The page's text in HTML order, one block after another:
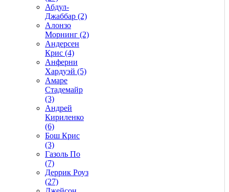
Абдул-
Джаббар (2)
Алонзо
Морнинг (2)
Андерсен
Крис (4)
Анферни
Xардуэй (5)
Амаре
Стадемайр
(3)
Андрей
Кириленко
(6)
Бош Крис
(3)
Газоль По
(7)
Деррик Роуз
(27)